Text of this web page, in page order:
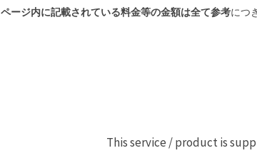
ページ内に記載されている料金等の金額は全て参考につ
This service / product is